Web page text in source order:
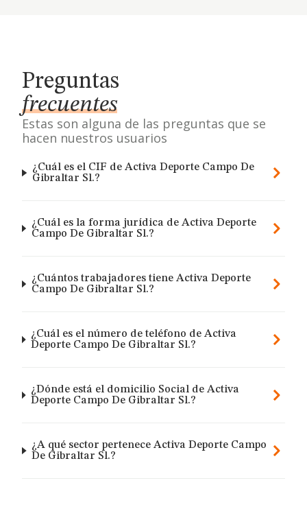
Preguntas
frecuentes
Estas son alguna de las preguntas que se
hacen nuestros usuarios
¿Cuál es el CIF de Activa Deporte Campo De
Gibraltar Sl.?
¿Cuál es la forma jurídica de Activa Deporte
Campo De Gibraltar Sl.?
¿Cuántos trabajadores tiene Activa Deporte
Campo De Gibraltar Sl.?
¿Cuál es el número de teléfono de Activa
Deporte Campo De Gibraltar Sl.?
¿Dónde está el domicilio Social de Activa
Deporte Campo De Gibraltar Sl.?
¿A qué sector pertenece Activa Deporte Campo
De Gibraltar Sl.?